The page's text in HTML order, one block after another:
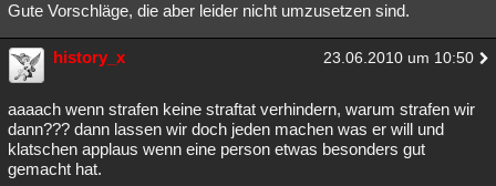
Gute Vorschläge, die aber leider nicht umzusetzen sind.
history_x 23.06.2010 um 10:50
aaaach wenn strafen keine straftat verhindern, warum strafen wir
dann??? dann lassen wir doch jeden machen was er will und
klatschen applaus wenn eine person etwas besonders gut
gemacht hat.